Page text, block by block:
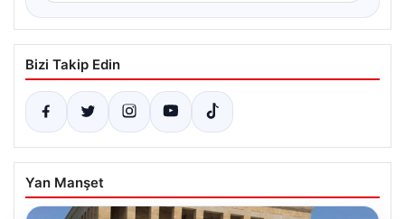
Bizi Takip Edin
Yan Manşet